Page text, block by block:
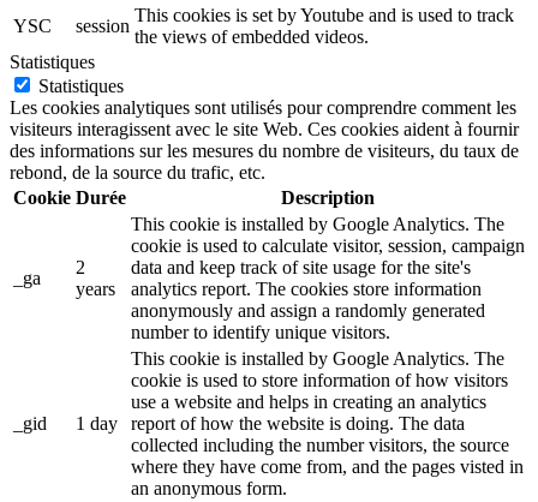
YSC
session
This cookies is set by Youtube and is used to track
the views of embedded videos.
Statistiques
Statistiques
Les cookies analytiques sont utilisés pour comprendre comment les
visiteurs interagissent avec le site Web. Ces cookies aident à fournir
des informations sur les mesures du nombre de visiteurs, du taux de
rebond, de la source du trafic, etc.
Cookie Durée Description
_ga
2
years
This cookie is installed by Google Analytics. The
cookie is used to calculate visitor, session, campaign
data and keep track of site usage for the site's
analytics report. The cookies store information
anonymously and assign a randomly generated
number to identify unique visitors.
_gid 1 day
This cookie is installed by Google Analytics. The
cookie is used to store information of how visitors
use a website and helps in creating an analytics
report of how the website is doing. The data
collected including the number visitors, the source
where they have come from, and the pages visted in
an anonymous form.